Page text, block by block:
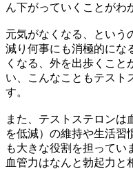
ん下がっていくことがわ
元気がなくなる、という
減り何事にも消極的にな
くなる、外を出歩くこと
い、こんなこともテスト
す。
また、テストステロンは
を低減）の維持や生活習
も大きな役割を担ってい
血管力はなんと勃起力と